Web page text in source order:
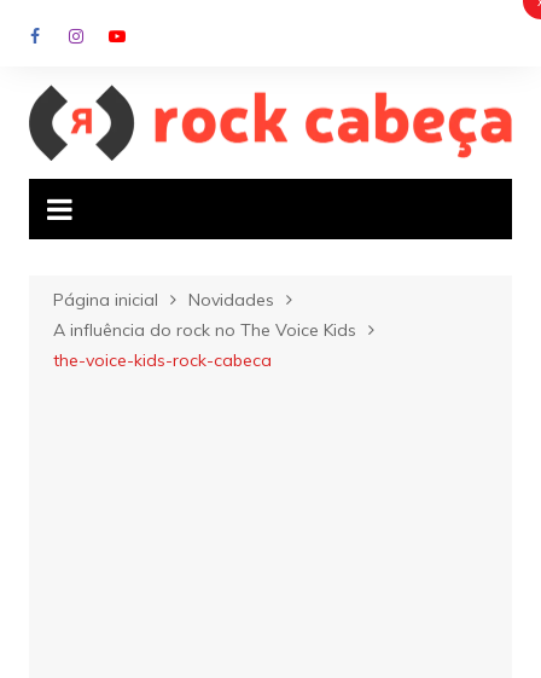
para
conteúdo
Página inicial
Novidades
A influência do rock no The Voice Kids
the-voice-kids-rock-cabeca